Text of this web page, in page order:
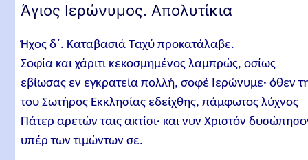
Άγιος Ιερώνυμος. Απολυτίκια
Ήχος δ´. Καταβασιά Ταχύ προκατάλαβε.
Σοφία και χάριτι κεκοσμημένος λαμπρώς, οσίως
εβίωσας εν εγκρατεία πολλή, σοφέ Ιερώνυμε· όθεν
του Σωτήρος Εκκλησίας εδείχθης, πάμφωτος λύχνος
Πάτερ αρετών ταις ακτίσι· και νυν Χριστόν
υπέρ των τιμώντων σε.